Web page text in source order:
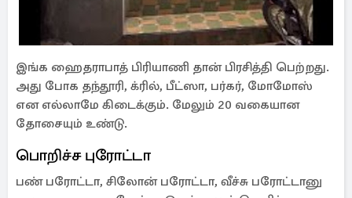
இங்க ஹைதராபாத் பிரியாணி தான் பிரசித்தி பெற்றது.
அது போக தந்தூரி, க்ரில், பீட்ஸா, பர்கர், மோமோஸ்
என எல்லாமே கிடைக்கும். மேலும் 20 வகையான
தோசையும் உண்டு.
பொறிச்ச புரோட்டா
பண் பரோட்டா, சிலோன் பரோட்டா, வீச்சு பரோட்டானு